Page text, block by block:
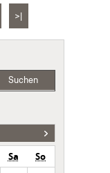
>|
Suchen
Sa
So